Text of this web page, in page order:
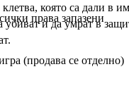
клетва, която са дали в
убиват и да умрат в
(продава се отделно)
права запазени